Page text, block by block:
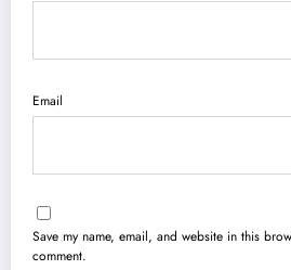
Email
Save my name, email, and website in this
comment.